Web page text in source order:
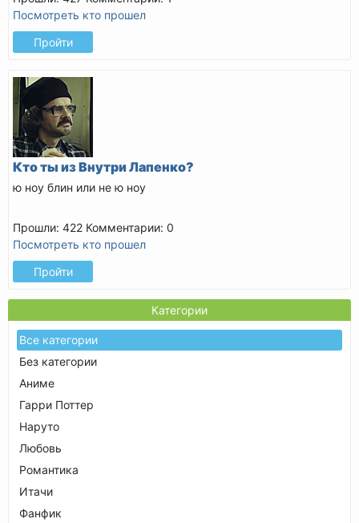
Посмотреть кто прошел
Пройти
Кто ты из Внутри Лапенко?
ю ноу блин или не ю ноу
Прошли: 422 Комментарии: 0
Посмотреть кто прошел
Пройти
Категории
Все категории
Без категории
Аниме
Гарри Поттер
Наруто
Любовь
Романтика
Итачи
Фанфик